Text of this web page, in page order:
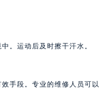
。运动后及时擦干汗水。
手段。专业的维修人员可以